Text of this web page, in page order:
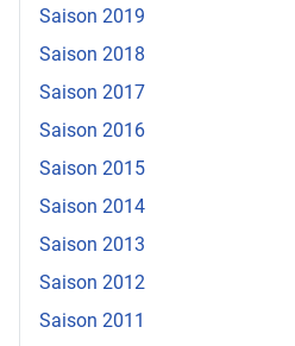
Saison 2019
Saison 2018
Saison 2017
Saison 2016
Saison 2015
Saison 2014
Saison 2013
Saison 2012
Saison 2011